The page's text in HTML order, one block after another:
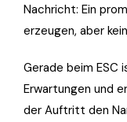
Nachricht: Ein
erzeugen, aber
Gerade beim ESC
Erwartungen und
der Auftritt den